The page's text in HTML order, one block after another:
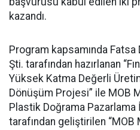
kazandı.
Program kapsamında Fatsa
Şti. tarafından hazırlanan
Yüksek Katma Değerli
Dönüşüm Projesi” ile MOB
Plastik Doğrama
tarafından geliştirilen “MOB